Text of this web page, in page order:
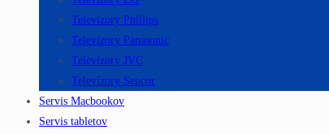
Televízory Phillips
Televízory Panasonic
Televízory JVC
Televízory Sencor
Servis Macbookov
Servis tabletov